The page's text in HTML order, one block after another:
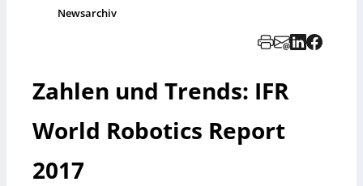
Newsarchiv
Zahlen und Trends: IFR
World Robotics Report
2017